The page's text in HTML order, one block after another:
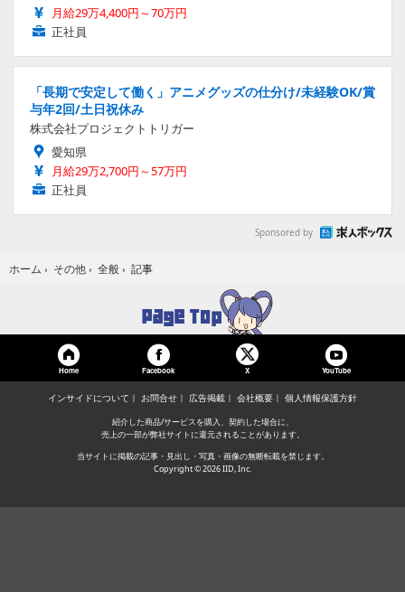
月給29万4,400円～70万円
正社員
「長期で安定して働く」アニメグッズの仕分け/未経験OK/賞
与年2回/土日祝休み
株式会社プロジェクトトリガー
愛知県
月給29万2,700円～57万円
正社員
Sponsored by
ホーム › その他 › 全般 › 記事
Home Facebook X YouTube
インサイドについて お問合せ 広告掲載 会社概要 個人情報保護方針
紹介した商品/サービスを購入、契約した場合に、
売上の一部が弊社サイトに還元されることがあります。
当サイトに掲載の記事・見出し・写真・画像の無断転載を禁じます。
Copyright © 2026 IID, Inc.